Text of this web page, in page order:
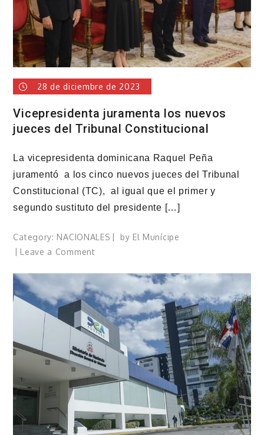
acreditadas
al
instante
28 de diciembre de 2023
Vicepresidenta juramenta los nuevos
jueces del Tribunal Constitucional
La vicepresidenta dominicana Raquel Peña
juramentó a los cinco nuevos jueces del Tribunal
Constitucional (TC), al igual que el primer y
segundo sustituto del presidente […]
Category: NACIONALES by El Munícipe
Leave a Commenton
juramenta
los
nuevos
jueces
del
Tribunal
Constitucional